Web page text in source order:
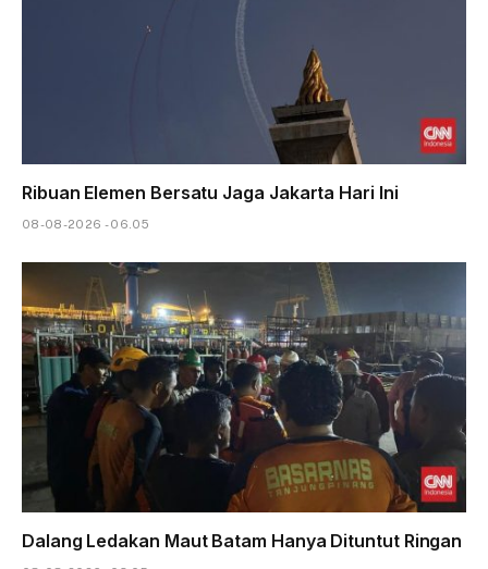
Ribuan Elemen Bersatu Jaga Jakarta Hari Ini
08-08-2026 - 06.05
Dalang Ledakan Maut Batam Hanya Dituntut Ringan